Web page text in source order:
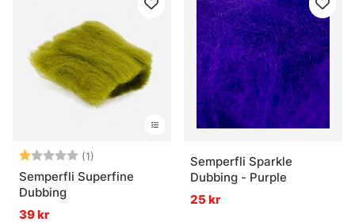
Betyg: (1)
1.0 utav 5 stjärnor
Semperfli Superfine
Dubbing
39 kr
Semperfli Sparkle
Dubbing - Purple
25 kr